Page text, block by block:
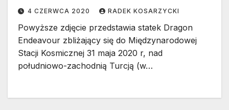
4 CZERWCA 2020 RADEK KOSARZYCKI
Powyższe zdjęcie przedstawia statek Dragon
Endeavour zbliżający się do Międzynarodowej
Stacji Kosmicznej 31 maja 2020 r, nad
południowo-zachodnią Turcją (w…